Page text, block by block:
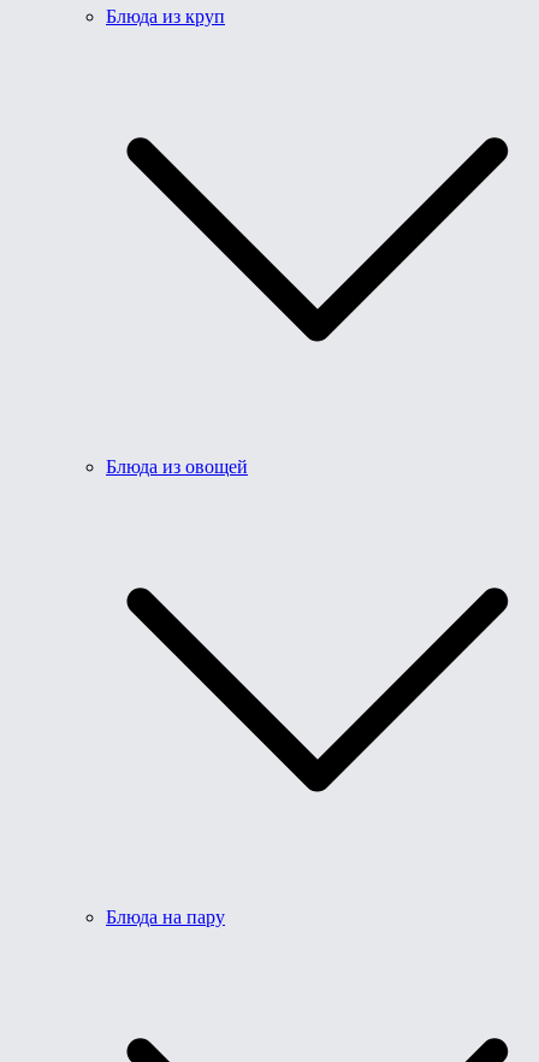
Блюда из круп
Блюда из овощей
Блюда на пару